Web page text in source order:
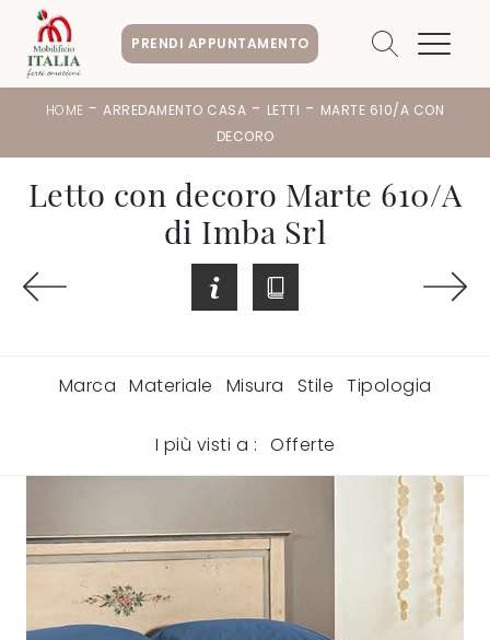
PRENDI APPUNTAMENTO
HOME -ARREDAMENTO CASA - LETTI - MARTE 610/A CON
DECORO
Letto con decoro Marte 610/A
di Imba Srl
Marca Materiale Misura Stile Tipologia
I più visti a : Offerte